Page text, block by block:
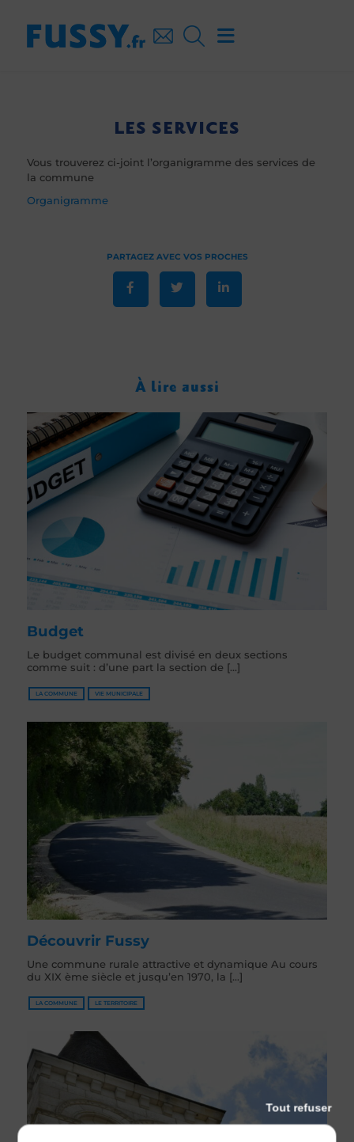
LES SERVICES
Vous trouverez ci-joint l’organigramme des services de
la commune
Organigramme
À lire aussi
Budget
Le budget communal est divisé en deux sections
comme suit : d’une part la section de [...]
LA COMMUNE VIE MUNICIPALE
Découvrir Fussy
Une commune rurale attractive et dynamique Au cours
du XIX ème siècle et jusqu’en 1970, la [...]
LA COMMUNE LE TERRITOIRE
Tout refuser